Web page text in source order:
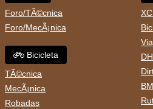
Foro/TÃ©cnica
Foro/MecÃ¡nica
Bicicleta
TÃ©cnica
MecÃ¡nica
Robadas